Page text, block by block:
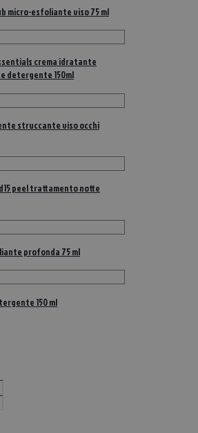
micro-esfoliante viso 75 ml
crema idratante
detergente 150ml
struccante viso occhi
peel trattamento notte
profonda 75 ml
150 ml